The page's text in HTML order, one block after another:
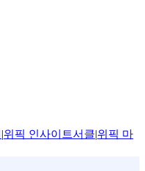
|위픽 인사이트서클|위픽 마